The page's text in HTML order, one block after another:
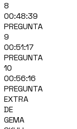
8
00:48:39
PREGUNTA
9
00:51:17
PREGUNTA
10
00:56:16
PREGUNTA
EXTRA
DE
GEMA